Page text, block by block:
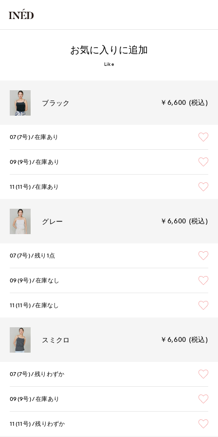
お気に入りに追加
Like
ブラック ￥6,600 (税込)
07(7号) 在庫あり
09(9号) 在庫あり
11(11号) 在庫あり
グレー ￥6,600 (税込)
07(7号) 残り1点
09(9号) 在庫なし
11(11号) 在庫なし
スミクロ ￥6,600 (税込)
07(7号) 残りわずか
09(9号) 在庫あり
11(11号) 残りわずか